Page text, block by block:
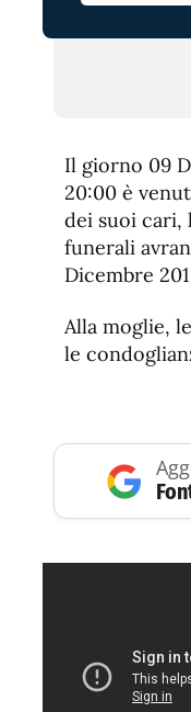
Il giorno 09
20:00 è
dei suoi cari,
funerali
Dicembre
Alla moglie,
le